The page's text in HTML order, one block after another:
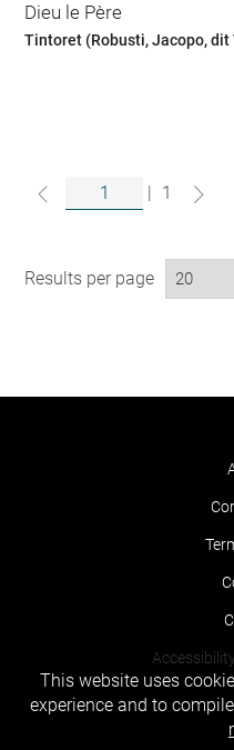
Dieu le Père
Tintoret (Robusti, Jacopo,
| 1
Results per page
This website uses
experience and to